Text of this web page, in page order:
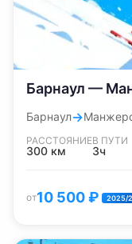
Барнаул —
Барнаул→
РАССТОЯНИЕ
300 км
В ПУТИ
3ч
от10 500₽ 2025/